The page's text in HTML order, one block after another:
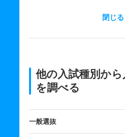
閉じる
他の入試種別か
を調べる
一般選抜